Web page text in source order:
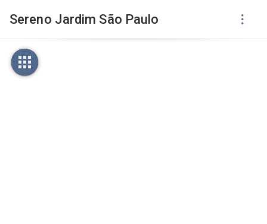
Sereno Jardim São Paulo